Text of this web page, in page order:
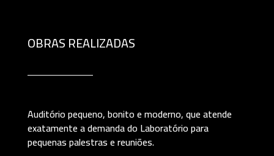
OBRAS REALIZADAS
Auditório pequeno, bonito e moderno, que atende
exatamente a demanda do Laboratório para
pequenas palestras e reuniões.